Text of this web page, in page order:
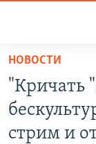
доступа
Вернуться
основному
ПРОГРАММЫ
ПОДКАСТЫ
АВТОРСКИЕ
НОВОСТИ
"Кричать
стрим и